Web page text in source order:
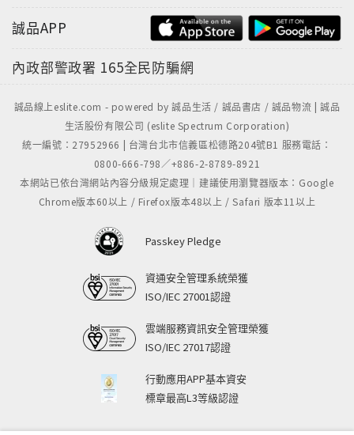
誠品APP
內政部警政署 165全民防騙網
誠品線上eslite.com - powered by 誠品生活 / 誠品書店 / 誠品物流 | 誠品
生活股份有限公司 (eslite Spectrum Corporation)
統一編號：27952966 | 台灣台北市信義區松德路204號B1 服務電話：
0800-666-798／+886-2-8789-8921
本網站已依台灣網站內容分級規定處理｜建議使用瀏覽器版本：Google
Chrome版本60以上 / Firefox版本48以上 / Safari 版本11以上
Passkey Pledge
資通安全管理系統榮獲
ISO/IEC 27001認證
雲端服務資訊安全管理榮獲
ISO/IEC 27017認證
行動應用APP基本資安
標章最高L3等級認證